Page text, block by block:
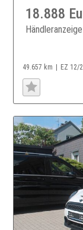
18.888
Händleranzeige
49.657 km EZ 12/